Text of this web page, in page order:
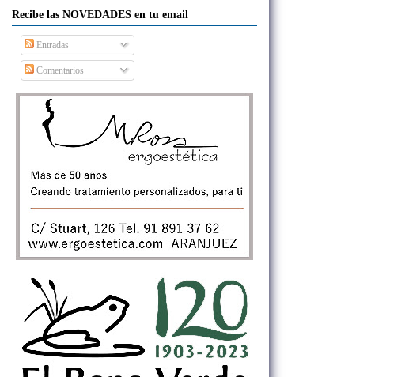
Recibe las NOVEDADES en tu email
Entradas
Comentarios